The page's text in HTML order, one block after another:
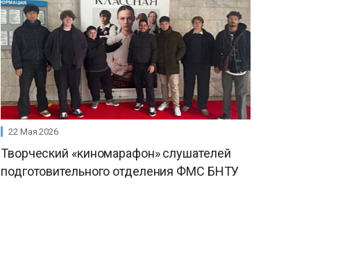
22 Мая 2026
Творческий «киномарафон» слушателей
подготовительного отделения ФМС БНТУ